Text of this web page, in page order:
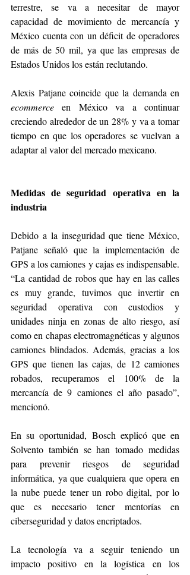
terrestre, se va a necesitar de mayor
capacidad de movimiento de mercancía y
México cuenta con un déficit de operadores
de más de 50 mil, ya que las empresas de
Estados Unidos los están reclutando.
ecommerce en México va a continuar
creciendo alrededor de un 28% y va a tomar
tiempo en que los operadores se vuelvan a
adaptar al valor del mercado mexicano.
Medidas de seguridad operativa en la
industria
Debido a la inseguridad que tiene México,
Patjane señaló que la implementación de
GPS a los camiones y cajas es indispensable.
“La cantidad de robos que hay en las calles
es muy grande, tuvimos que invertir en
seguridad operativa con custodios y
unidades ninja en zonas de alto riesgo, así
como en chapas electromagnéticas y algunos
camiones blindados. Además, gracias a los
GPS que tienen las cajas, de 12 camiones
robados, recuperamos el 100% de la
mercancía de 9 camiones el año pasado”,
mencionó.
En su oportunidad, Bosch explicó que en
Solvento también se han tomado medidas
para prevenir riesgos de seguridad
informática, ya que cualquiera que opera en
la nube puede tener un robo digital, por lo
que es necesario tener mentorías en
ciberseguridad y datos encriptados.
La tecnología va a seguir teniendo un
impacto positivo en la logística en los